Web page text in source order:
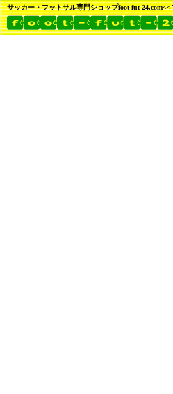
サッカー・フットサル専門ショップfoot-fut-